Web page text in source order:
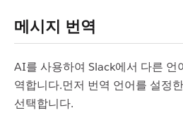
메시지 번역
AI를 사용하여 Slack에서 다른 언
역합니다.먼저 번역 언어를 설정
선택합니다.